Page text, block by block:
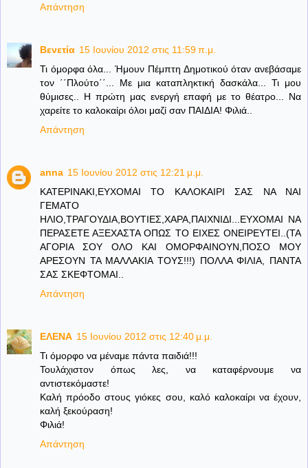
Απάντηση
Βενετία 15 Ιουνίου 2012 στις 11:59 π.μ.
Τι όμορφα όλα... Ήμουν Πέμπτη Δημοτικού όταν ανεβάσαμε
τον ΄΄Πλούτο΄΄... Με μια καταπληκτική δασκάλα... Τι μου
θύμισες.. Η πρώτη μας ενεργή επαφή με το θέατρο... Να
χαρείτε το καλοκαίρι όλοι μαζί σαν ΠΑΙΔΙΑ! Φιλιά..
Απάντηση
anna 15 Ιουνίου 2012 στις 12:21 μ.μ.
ΚΑΤΕΡΙΝΑΚΙ,ΕΥΧΟΜΑΙ ΤΟ ΚΑΛΟΚΑΙΡΙ ΣΑΣ ΝΑ ΝΑΙ
ΓΕΜΑΤΟ
ΗΛΙΟ,ΤΡΑΓΟΥΔΙΑ,ΒΟΥΤΙΕΣ,ΧΑΡΑ,ΠΑΙΧΝΙΔΙ...ΕΥΧΟΜΑΙ ΝΑ
ΠΕΡΑΣΕΤΕ ΑΞΕΧΑΣΤΑ ΟΠΩΣ ΤΟ ΕΙΧΕΣ ΟΝΕΙΡΕΥΤΕΙ..(ΤΑ
ΑΓΟΡΙΑ ΣΟΥ ΟΛΟ ΚΑΙ ΟΜΟΡΦΑΙΝΟΥΝ,ΠΟΣΟ ΜΟΥ
ΑΡΕΣΟΥΝ ΤΑ ΜΑΛΛΑΚΙΑ ΤΟΥΣ!!!) ΠΟΛΛΑ ΦΙΛΙΑ, ΠΑΝΤΑ
ΣΑΣ ΣΚΕΦΤΟΜΑΙ..
Απάντηση
ΕΛΕΝΑ 15 Ιουνίου 2012 στις 12:40 μ.μ.
Τι όμορφο να μέναμε πάντα παιδιά!!!
Τουλάχιστον όπως λες, να καταφέρνουμε να
αντιστεκόμαστε!
Καλή πρόοδο στους γιόκες σου, καλό καλοκαίρι να έχουν,
καλή ξεκούραση!
Φιλιά!
Απάντηση